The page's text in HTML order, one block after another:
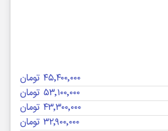
۴۵٬۴۰۰٬۰۰۰ تومان
۵۳٬۱۰۰٬۰۰۰ تومان
۴۳٬۳۰۰٬۰۰۰ تومان
۳۲٬۹۰۰٬۰۰۰ تومان